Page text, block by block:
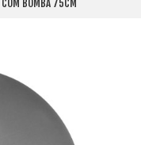
BOMBA 75CM